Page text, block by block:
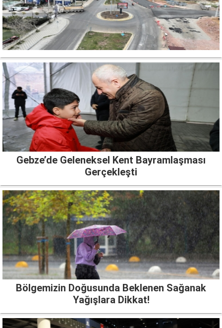
Gebze’de Geleneksel Kent Bayramlaşması
Gerçekleşti
Bölgemizin Doğusunda Beklenen Sağanak
Yağışlara Dikkat!